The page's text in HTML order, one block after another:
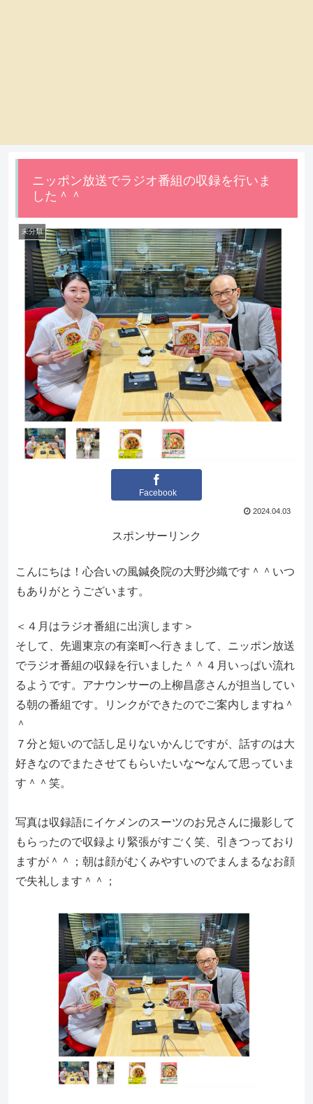
ニッポン放送でラジオ番組の収録を行いま
した＾＾
未分類
Facebook
2024.04.03
スポンサーリンク
こんにちは！心合いの風鍼灸院の大野沙織です＾＾いつ
もありがとうございます。
＜４月はラジオ番組に出演します＞
そして、先週東京の有楽町へ行きまして、ニッポン放送
でラジオ番組の収録を行いました＾＾４月いっぱい流れ
るようです。アナウンサーの上柳昌彦さんが担当してい
る朝の番組です。リンクができたのでご案内しますね＾
＾
７分と短いので話し足りないかんじですが、話すのは大
好きなのでまたさせてもらいたいな〜なんて思っていま
す＾＾笑。
写真は収録語にイケメンのスーツのお兄さんに撮影して
もらったので収録より緊張がすごく笑、引きつっており
ますが＾＾；朝は顔がむくみやすいのでまんまるなお顔
で失礼します＾＾；